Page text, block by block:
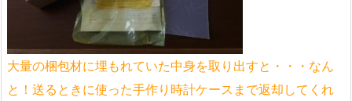
大量の梱包材に埋もれていた中身を取り出すと・・・なん
と！送るときに使った手作り時計ケースまで返却してくれ